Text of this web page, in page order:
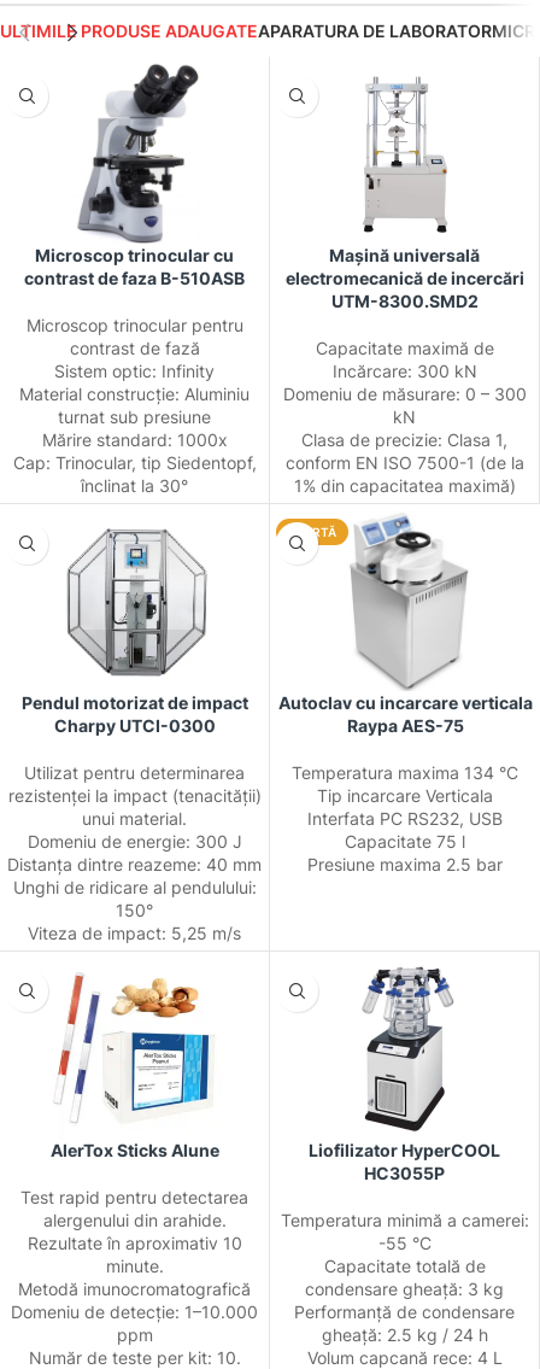
ULTIMILE PRODUSE ADAUGATEAPARATURA DE LABORATOR
Microscop trinocular cu
contrast de faza B-510ASB
Microscop trinocular pentru
contrast de fază
Sistem optic: Infinity
Material construcție: Aluminiu
turnat sub presiune
Mărire standard: 1000x
Cap: Trinocular, tip Siedentopf,
înclinat la 30°
Mașină universală
electromecanică de incercări
UTM-8300.SMD2
Capacitate maximă de
Incărcare: 300 kN
Domeniu de măsurare: 0 – 300
kN
Clasa de precizie: Clasa 1,
conform EN ISO 7500-1 (de la
1% din capacitatea maximă)
Pendul motorizat de impact
Charpy UTCI-0300
Utilizat pentru determinarea
rezistenței la impact (tenacității)
unui material.
Domeniu de energie: 300 J
Distanța dintre reazeme: 40 mm
Unghi de ridicare al pendulului:
150°
Viteza de impact: 5,25 m/s
OFERTĂ
Autoclav cu incarcare verticala
Raypa AES-75
Temperatura maxima 134 °C
Tip incarcare Verticala
Interfata PC RS232, USB
Capacitate 75 l
Presiune maxima 2.5 bar
AlerTox Sticks Alune
Test rapid pentru detectarea
alergenului din arahide.
Rezultate în aproximativ 10
minute.
Metodă imunocromatografică
Domeniu de detecție: 1–10.000
ppm
Număr de teste per kit: 10.
Liofilizator HyperCOOL
HC3055P
Temperatura minimă a camerei:
-55 °C
Capacitate totală de
condensare gheață: 3 kg
Performanță de condensare
gheață: 2.5 kg / 24 h
Volum capcană rece: 4 L